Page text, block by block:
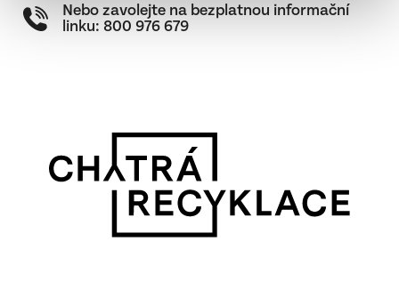
Nebo zavolejte na bezplatnou informační
linku:800 976 679